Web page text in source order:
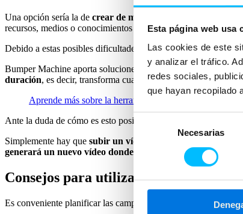
Esta página web usa
Las cookies de este
y analizar el tráfico.
redes sociales,
que hayan recopilado
Selección
consentimiento
Necesarias
Una opción sería la de crear de manera propia el vídeo de 6
recursos, medios o conocimientos para crear, editar o adaptar
Debido a estas posibles dificultades,
Google lanzó en 2019
Bumper Machine aporta soluciones ante las dificultades de
duración, es decir, transforma cualquier vídeo en un vídeo
Aprende más sobre la herramienta Bumper Machine y
Ante la duda de cómo es esto posible y de si el nuevo vídeo
Simplemente hay que subir un vídeo a la herramienta y
generará un nuevo vídeo donde condense toda esa
Consejos para utilizar los Bumper Ads
Es conveniente planificar las campañas de anuncios, no solo